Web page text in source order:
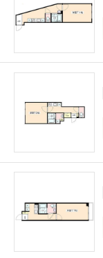
電話でお
営業時間 10
メールで